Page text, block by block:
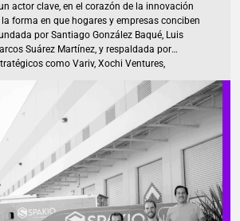
actor clave, en el corazón de la innovación
forma en que hogares y empresas conciben
por Santiago González Baqué, Luis
Suárez Martínez, y respaldada por
como Variv, Xochi Ventures,
de Oso Trava, esta compañía no solo ofrece
flexible y económica diseñada para el
del Espacio: Una Nueva Solución con Sello
la búsqueda de espacio extra ha sido una
costosa. Las soluciones tradicionales,